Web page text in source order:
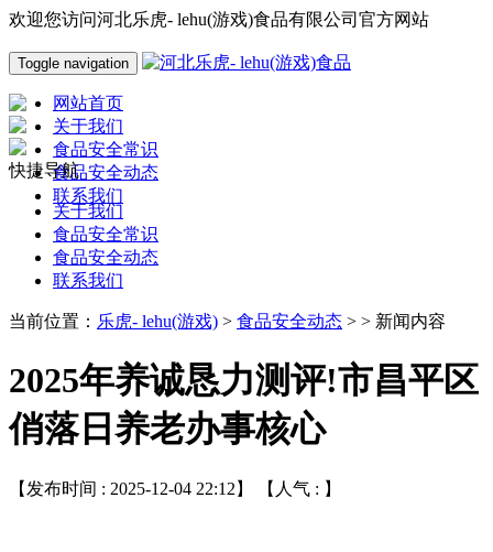
欢迎您访问河北乐虎- lehu(游戏)食品有限公司官方网站
Toggle navigation
网站首页
关于我们
食品安全常识
食品安全动态
联系我们
快捷导航
关于我们
食品安全常识
食品安全动态
联系我们
当前位置： 乐虎- lehu(游戏) > 食品安全动态 > > 新闻内容
2025年养诚恳力测评!市昌平区
俏落日养老办事核心
【发布时间 : 2025-12-04 22:12】 【人气 : 】